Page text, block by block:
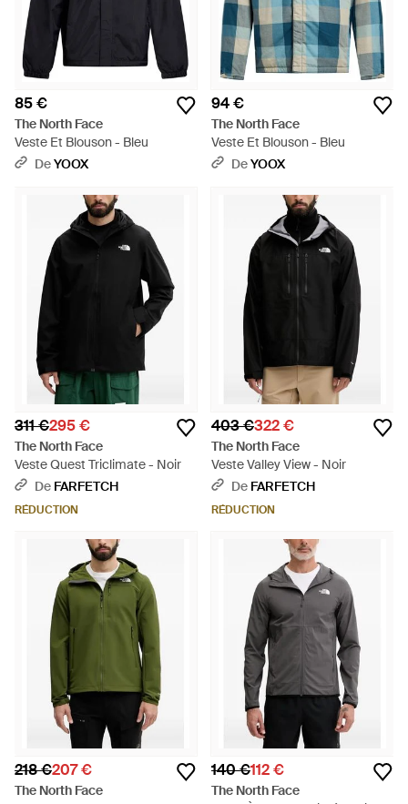
85 €
The North Face
Veste Et Blouson - Bleu
DeYOOX
94 €
The North Face
Veste Et Blouson - Bleu
DeYOOX
311 €295 €
The North Face
Veste Quest Triclimate - Noir
De FARFETCH
RÉDUCTION
403 €322 €
The North Face
Veste Valley View - Noir
De FARFETCH
RÉDUCTION
218 €207 €
The North Face
140 €112 €
The North Face